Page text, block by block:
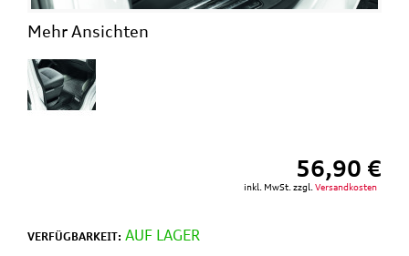
Mehr Ansichten
56,90 €
inkl. MwSt. zzgl. Versandkosten
VERFÜGBARKEIT: AUF LAGER